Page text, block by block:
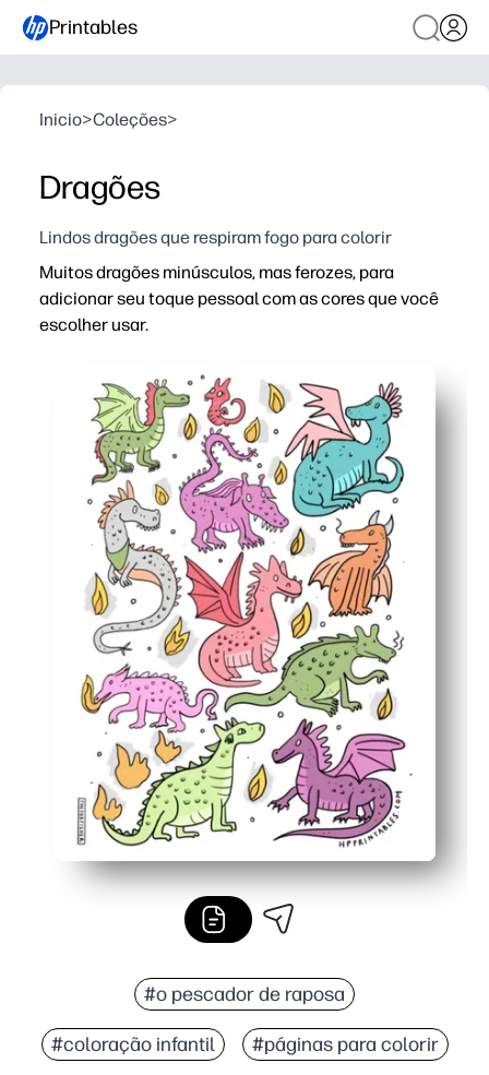
Printables
Inicio>Coleções>
Dragões
Lindos dragões que respiram fogo para colorir
Muitos dragões minúsculos, mas ferozes, para
adicionar seu toque pessoal com as cores que você
escolher usar.
Imprima e leve para colorir — sem preparação para
Muitos minidragões prendem a atenção por mais
Incentiva as habilidades motoras finas, a escolha de
Uso versátil: transforme páginas finalizadas em
#o pescador de raposa
#coloração infantil #páginas para colorir